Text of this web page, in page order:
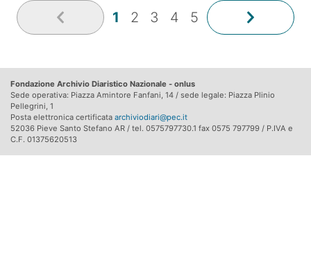
1 2 3 4 5
Fondazione Archivio Diaristico Nazionale - onlus
Sede operativa: Piazza Amintore Fanfani, 14 / sede legale: Piazza Plinio
Pellegrini, 1
Posta elettronica certificata archiviodiari@pec.it
52036 Pieve Santo Stefano AR / tel. 0575797730.1 fax 0575 797799 / P.IVA e
C.F. 01375620513